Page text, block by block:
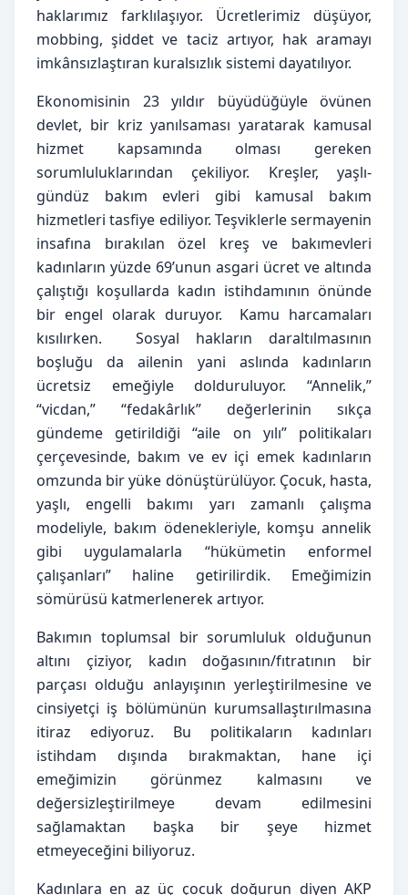
haklarımız farklılaşıyor. Ücretlerimiz düşüyor,
mobbing, şiddet ve taciz artıyor, hak aramayı
imkânsızlaştıran kuralsızlık sistemi dayatılıyor.
Ekonomisinin 23 yıldır büyüdüğüyle övünen
devlet, bir kriz yanılsaması yaratarak kamusal
hizmet kapsamında olması gereken
sorumluluklarından çekiliyor. Kreşler, yaşlı-
gündüz bakım evleri gibi kamusal bakım
hizmetleri tasfiye ediliyor. Teşviklerle sermayenin
insafına bırakılan özel kreş ve bakımevleri
kadınların yüzde 69’unun asgari ücret ve altında
çalıştığı koşullarda kadın istihdamının önünde
bir engel olarak duruyor.  Kamu harcamaları
kısılırken.  Sosyal hakların daraltılmasının
boşluğu da ailenin yani aslında kadınların
ücretsiz emeğiyle dolduruluyor. “Annelik,”
“vicdan,” “fedakârlık” değerlerinin sıkça
gündeme getirildiği “aile on yılı” politikaları
çerçevesinde, bakım ve ev içi emek kadınların
omzunda bir yüke dönüştürülüyor. Çocuk, hasta,
yaşlı, engelli bakımı yarı zamanlı çalışma
modeliyle, bakım ödenekleriyle, komşu annelik
gibi uygulamalarla “hükümetin enformel
çalışanları” haline getirilirdik. Emeğimizin
sömürüsü katmerlenerek artıyor.
Bakımın toplumsal bir sorumluluk olduğunun
altını çiziyor, kadın doğasının/fıtratının bir
parçası olduğu anlayışının yerleştirilmesine ve
cinsiyetçi iş bölümünün kurumsallaştırılmasına
itiraz ediyoruz. Bu politikaların kadınları
istihdam dışında bırakmaktan, hane içi
emeğimizin görünmez kalmasını ve
değersizleştirilmeye devam edilmesini
sağlamaktan başka bir şeye hizmet
etmeyeceğini biliyoruz.
Kadınlara en az üç çocuk doğurun diyen AKP